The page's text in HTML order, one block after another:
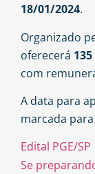
18/01/2024.
Organizado
oferecerá
com
A data para
marcada
Edital PGE/SP
Se